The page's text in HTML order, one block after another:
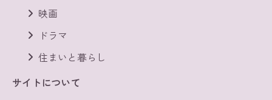
映画
ドラマ
住まいと暮らし
サイトについて